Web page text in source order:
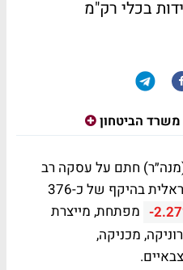
בכלי רק"מ
משרד הביטחון
חתם על עסקה רב
שנתית עם קבוצת אימקו הישראלית בהיקף של כ-376
- מפתחת, מייצרת
מכניקה,